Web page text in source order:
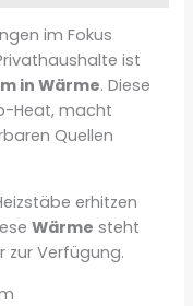
im Fokus
ist
in Wärme. Diese
Heat, macht
Quellen
erhitzen
Wärme steht
zur Verfügung.